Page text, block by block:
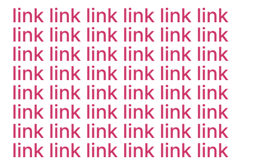
link link link link link link
link link link link link link
link link link link link link
link link link link link link
link link link link link link
link link link link link link
link link link link link link
link link link link link link